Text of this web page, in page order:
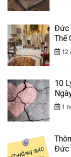
Đức
Thế
12
10
1
Đức